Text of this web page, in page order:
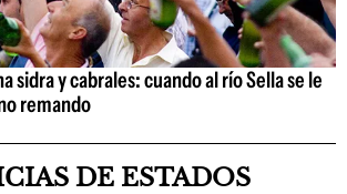
sidra y cabrales: cuando al río Sella se le
remando
DE ESTADOS